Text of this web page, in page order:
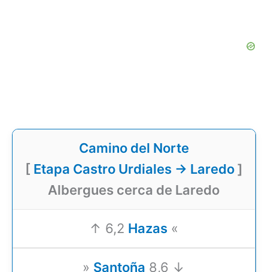
Camino del Norte
[ Etapa Castro Urdiales → Laredo]
Albergues cerca de Laredo
↑ 6,2 Hazas «
» Santoña 8,6 ↓